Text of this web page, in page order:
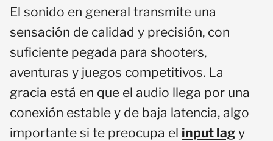
El sonido en general transmite una
sensación de calidad y precisión, con
suficiente pegada para shooters,
aventuras y juegos competitivos. La
gracia está en que el audio llega por una
conexión estable y de baja latencia, algo
importante si te preocupa el input lag y